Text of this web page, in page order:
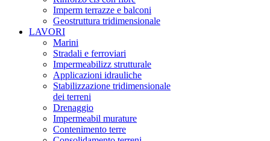
Imperm terrazze e balconi
Geostruttura tridimensionale
LAVORI
Marini
Stradali e ferroviari
Impermeabilizz strutturale
Applicazioni idrauliche
Stabilizzazione tridimensionale
dei terreni
Drenaggio
Impermeabil murature
Contenimento terre